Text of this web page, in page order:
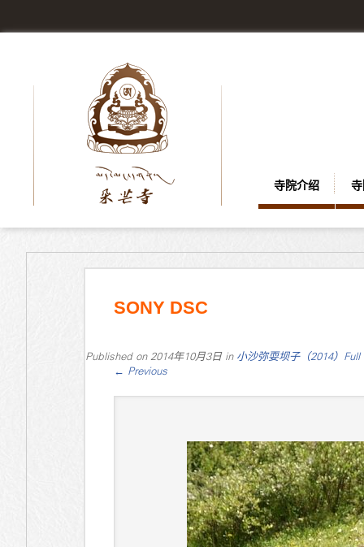
寺院介绍
SONY DSC
Published on 2014年10月3日in 小沙弥耍坝子（2014） Full
← Previous